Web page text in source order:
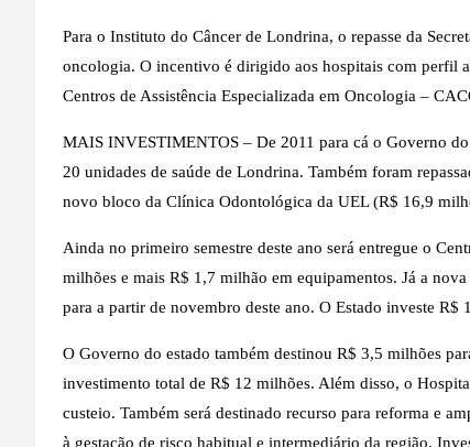
Para o Instituto do Câncer de Londrina, o repasse da
oncologia. O incentivo é dirigido aos hospitais com perfil
Centros de Assistência Especializada em Oncologia –
MAIS INVESTIMENTOS – De 2011 para cá o Governo
20 unidades de saúde de Londrina. Também foram
novo bloco da Clínica Odontológica da UEL (R$ 16,9
Ainda no primeiro semestre deste ano será entregue o
milhões e mais R$ 1,7 milhão em equipamentos. Já a
para a partir de novembro deste ano. O Estado investe R$
O Governo do estado também destinou R$ 3,5 milhões
investimento total de R$ 12 milhões. Além disso, o
custeio. Também será destinado recurso para reforma e
à gestação de risco habitual e intermediário da região.